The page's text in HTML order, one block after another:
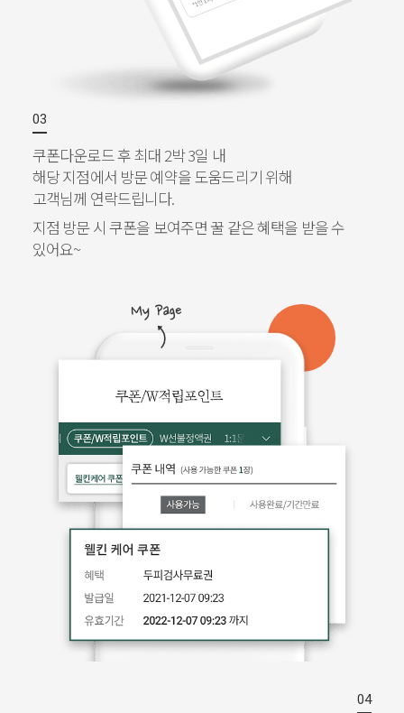
쿠폰다운로드 후 최대 2박 3일 내
해당 지점에서 방문 예약을 도움드리기 위해
고객님께 연락드립니다.
지점 방문 시 쿠폰을 보여주면 꿀 같은 혜택을 받을 수
있어요~